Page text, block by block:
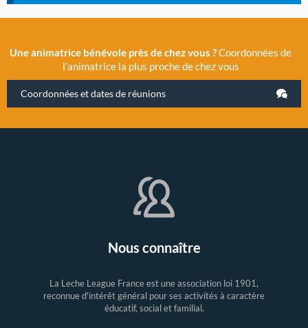
Une animatrice bénévole près de chez vous ?Coordonnées de
l’animatrice la plus proche de chez vous
Coordonnées et dates de réunions
Nous connaître
La Leche League France est une association loi 1901,
reconnue d'intérêt général pour ses activités à caractère
éducatif, social et familial.